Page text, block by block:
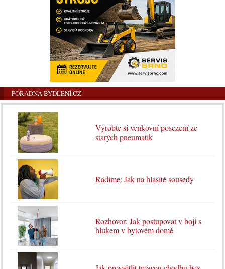
PORADNA BYDLENÍ.CZ
Vyrobte si venkovní posezení ze
starých pneumatik
Radíme: Jak na hlasité sousedy
Rozhovor: Jak postupovat v boji s
hlukem v bytovém domě